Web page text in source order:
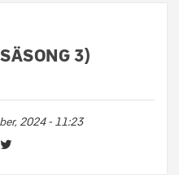
3)
2024 - 11:23